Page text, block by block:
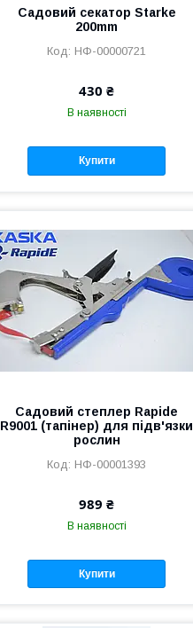
Cадовий секатор Starke
200mm
НФ-00000721
430 ₴
В наявності
Купити
Садовий степлер Rapide
R9001 (тапінер) для підв'язки
рослин
НФ-00001393
989 ₴
В наявності
Купити